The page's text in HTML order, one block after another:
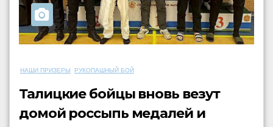
НАШИ ПРИЗЕРЫ РУКОПАШНЫЙ БОЙ
Талицкие бойцы вновь везут
домой россыпь медалей и